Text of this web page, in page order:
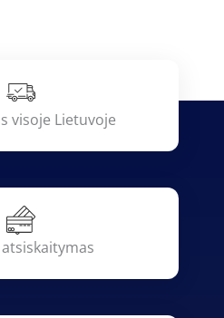
visoje Lietuvoje